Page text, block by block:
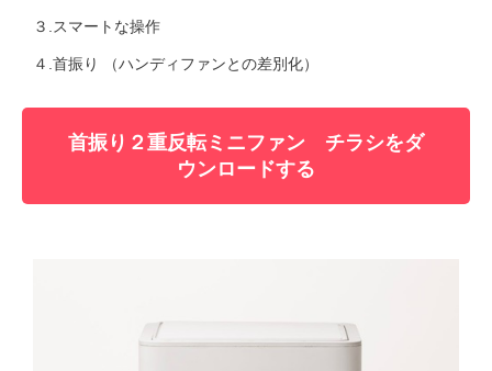
３.スマートな操作
４.首振り （ハンディファンとの差別化）
首振り２重反転ミニファン チラシをダ
ウンロードする